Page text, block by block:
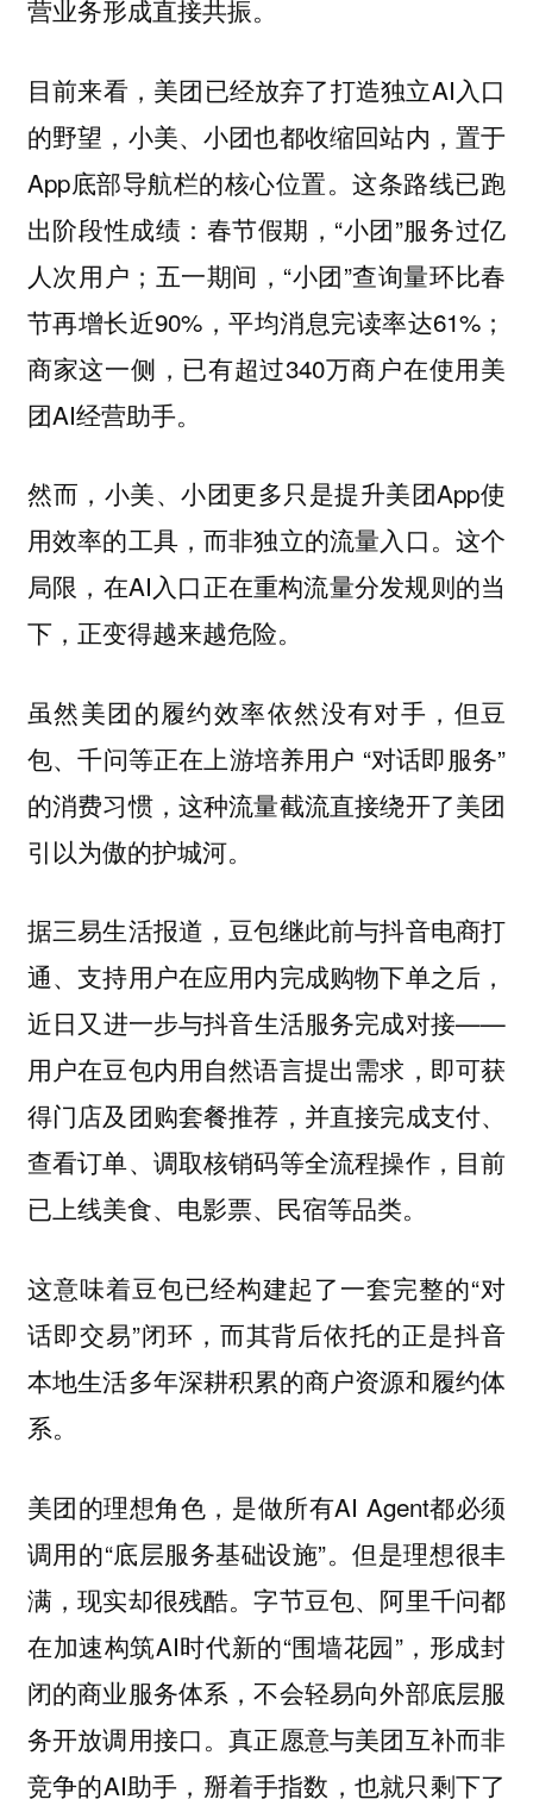
营业务形成直接共振。
目前来看，美团已经放弃了打造独立AI入口
的野望，小美、小团也都收缩回站内，置于
App底部导航栏的核心位置。这条路线已跑
出阶段性成绩：春节假期，“小团”服务过亿
人次用户；五一期间，“小团”查询量环比春
节再增长近90%，平均消息完读率达61%；
商家这一侧，已有超过340万商户在使用美
团AI经营助手。
然而，小美、小团更多只是提升美团App使
用效率的工具，而非独立的流量入口。这个
局限，在AI入口正在重构流量分发规则的当
下，正变得越来越危险。
虽然美团的履约效率依然没有对手，但豆
包、千问等正在上游培养用户 “对话即服务”
的消费习惯，这种流量截流直接绕开了美团
引以为傲的护城河。
据三易生活报道，豆包继此前与抖音电商打
通、支持用户在应用内完成购物下单之后，
近日又进一步与抖音生活服务完成对接——
用户在豆包内用自然语言提出需求，即可获
得门店及团购套餐推荐，并直接完成支付、
查看订单、调取核销码等全流程操作，目前
已上线美食、电影票、民宿等品类。
这意味着豆包已经构建起了一套完整的“对
话即交易”闭环，而其背后依托的正是抖音
本地生活多年深耕积累的商户资源和履约体
系。
美团的理想角色，是做所有AI Agent都必须
调用的“底层服务基础设施”。但是理想很丰
满，现实却很残酷。字节豆包、阿里千问都
在加速构筑AI时代新的“围墙花园”，形成封
闭的商业服务体系，不会轻易向外部底层服
务开放调用接口。真正愿意与美团互补而非
竞争的AI助手，掰着手指数，也就只剩下了